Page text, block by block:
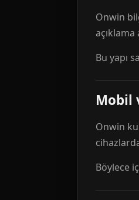
Onwin
Bu yapı
Mobil
Onwin
Böylece